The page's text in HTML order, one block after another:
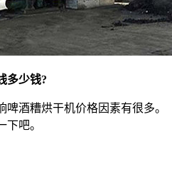
多少钱?
酒糟烘干机价格因素有很多。
吧。